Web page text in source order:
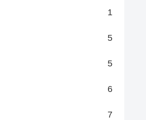
1
5
5
6
7